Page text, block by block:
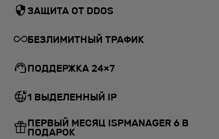
ЗАЩИТА ОТ DDOS
БЕЗЛИМИТНЫЙ ТРАФИК
ПОДДЕРЖКА 24×7
1 ВЫДЕЛЕННЫЙ IP
ПЕРВЫЙ МЕСЯЦ ISPMANAGER 6 В
ПОДАРОК